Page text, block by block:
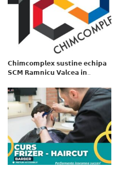
𝗖𝗵𝗶𝗺𝗰𝗼𝗺𝗽𝗹𝗲𝘅 𝘀𝘂𝘀𝘁𝗶𝗻𝗲 𝗲𝗰𝗵𝗶𝗽𝗮
𝗦𝗖𝗠 𝗥𝗮𝗺𝗻𝗶𝗰𝘂 𝗩𝗮𝗹𝗰𝗲𝗮 𝗶𝗻
𝗳𝗶𝗻𝗮𝗻𝘁𝗮𝘁𝗼𝗿